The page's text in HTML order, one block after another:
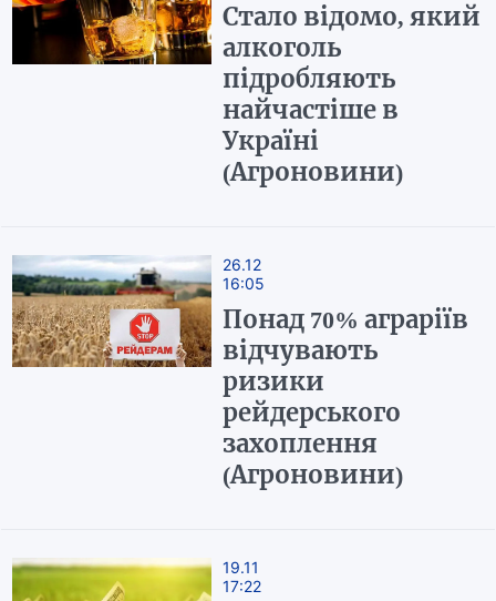
Стало відомо, який
алкоголь
підробляють
найчастіше в
Україні
(Агроновини)
26.12
16:05
Понад 70% аграріїв
відчувають
ризики
рейдерського
захоплення
(Агроновини)
19.11
17:22